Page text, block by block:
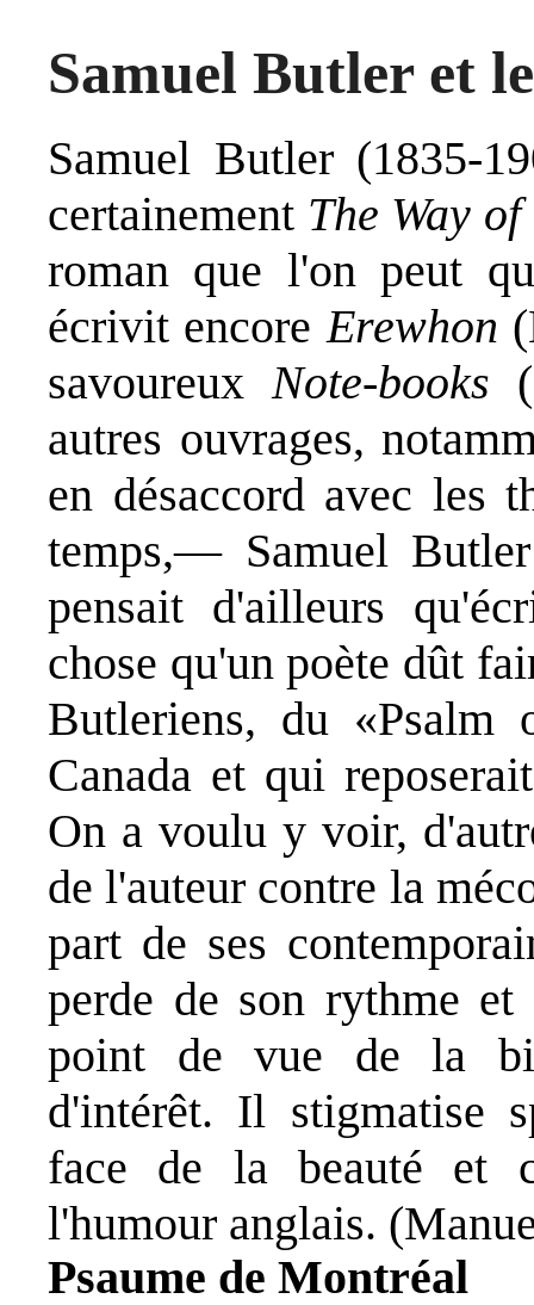
Samuel Butler et
Samuel Butler (1835-
certainement The Way
roman que l'on peut
écrivit encore Erewhon
savoureuxNote-books (
autres ouvrages,
en désaccord avec les
temps,— Samuel
pensait d'ailleurs
chose qu'un poète dût
Butleriens, du
Canada et qui
On a voulu y voir,
de l'auteur contre la
part de ses
perde de son rythme
point de vue de la
d'intérêt. Il stigmatise
face de la beauté et
l'humour anglais.
Psaume de Montréal